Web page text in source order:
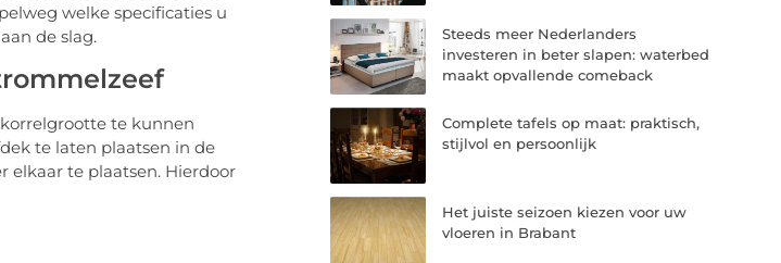
welke specificaties u
de slag.
te kunnen
te laten plaatsen in de
elkaar te plaatsen. Hierdoor
Steeds meer Nederlanders
investeren in beter slapen: waterbed
maakt opvallende comeback
Complete tafels op maat: praktisch,
stijlvol en persoonlijk
Het juiste seizoen kiezen voor uw
vloeren in Brabant